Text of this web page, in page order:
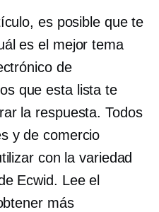
es posible que te
es el mejor tema
de
que esta lista te
la respuesta. Todos
y de comercio
con la variedad
Ecwid. Lee el
más